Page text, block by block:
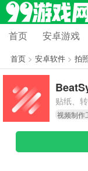
首页 安卓游戏
首页> 安卓软件> 拍
贴纸、
你的独
视频制作